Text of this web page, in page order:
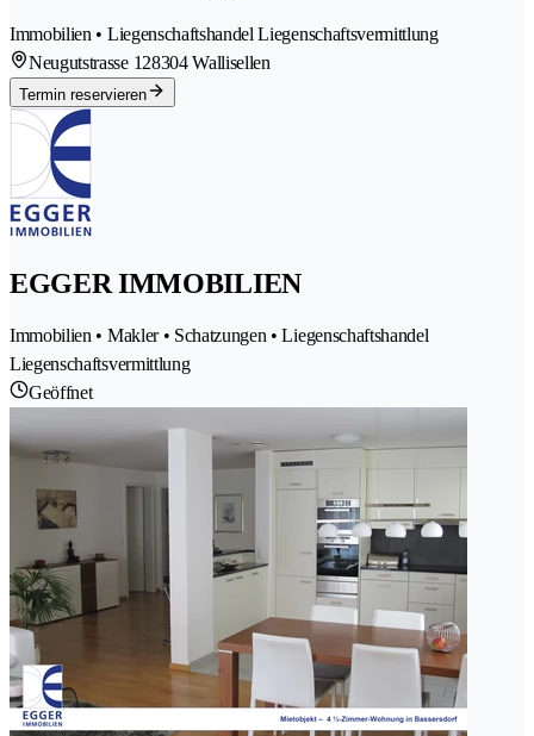
Immobilien • Liegenschaftshandel Liegenschaftsvermittlung
Neugutstrasse 128304 Wallisellen
Termin reservieren
EGGER IMMOBILIEN
Immobilien • Makler • Schatzungen • Liegenschaftshandel
Liegenschaftsvermittlung
Geöffnet